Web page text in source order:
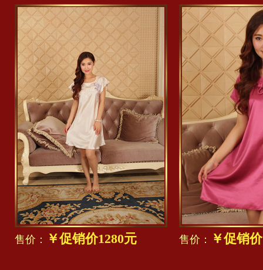
售价： ￥促销价1280元 售价： ￥促销